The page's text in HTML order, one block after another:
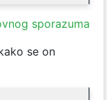
sporazuma
se on